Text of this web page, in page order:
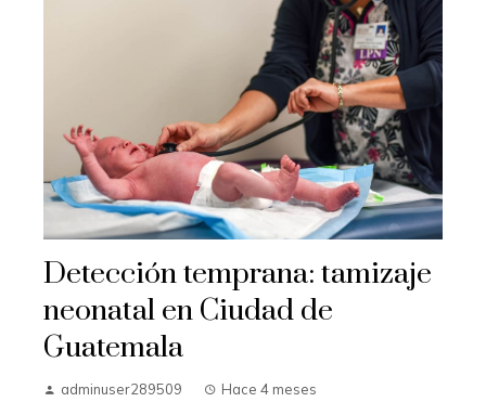
Detección temprana: tamizaje
neonatal en Ciudad de
Guatemala
adminuser289509 Hace 4 meses